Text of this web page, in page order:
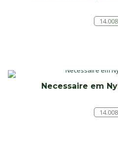
Necessaire em